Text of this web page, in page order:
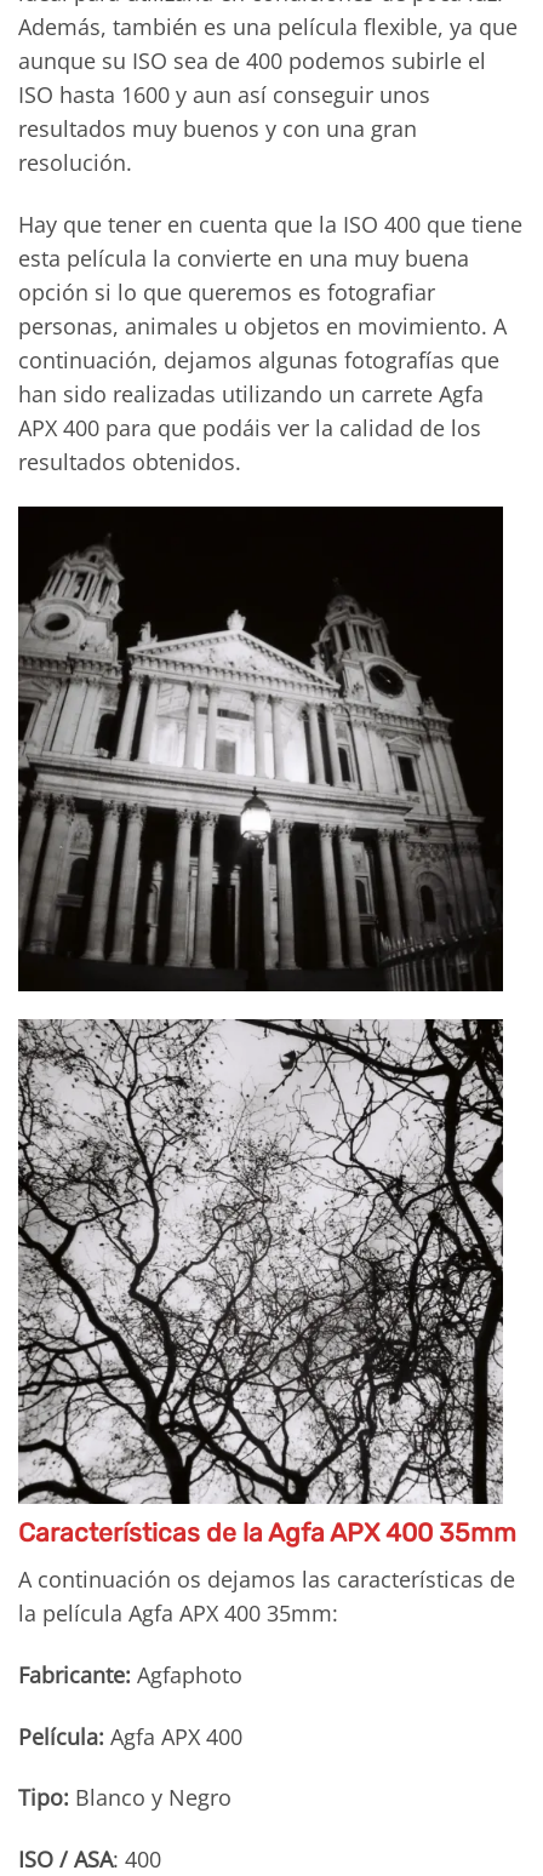
Además, también es una película flexible, ya que
aunque su ISO sea de 400 podemos subirle el
ISO hasta 1600 y aun así conseguir unos
resultados muy buenos y con una gran
resolución.
Hay que tener en cuenta que la ISO 400 que tiene
esta película la convierte en una muy buena
opción si lo que queremos es fotografiar
personas, animales u objetos en movimiento. A
continuación, dejamos algunas fotografías que
han sido realizadas utilizando un carrete Agfa
APX 400 para que podáis ver la calidad de los
resultados obtenidos.
Características de la Agfa APX 400 35mm
A continuación os dejamos las características de
la película Agfa APX 400 35mm:
Fabricante: Agfaphoto
Película: Agfa APX 400
Tipo: Blanco y Negro
ISO / ASA: 400